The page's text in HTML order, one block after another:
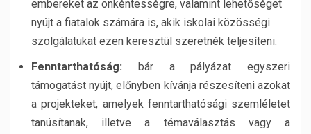
embereket az önkéntességre, valamint lehetőséget
nyújt a fiatalok számára is, akik iskolai közösségi
szolgálatukat ezen keresztül szeretnék teljesíteni.
Fenntarthatóság: bár a pályázat egyszeri
támogatást nyújt, előnyben kívánja részesíteni azokat
a projekteket, amelyek fenntarthatósági szemléletet
tanúsítanak, illetve a témaválasztás vagy a